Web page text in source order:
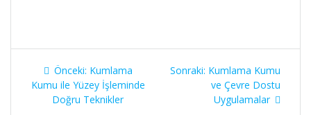
Yazı
gezinmesi
Önceki: Önceki
yazı:
Kumlama
Kumu ile Yüzey İşleminde
Doğru Teknikler
Sonraki: Sonraki
yazı:
Kumlama Kumu
ve Çevre Dostu
Uygulamalar